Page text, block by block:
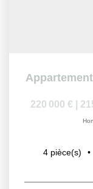
220 000 €
4 pièce(s)